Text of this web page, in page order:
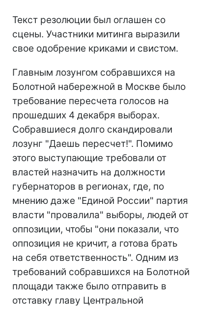
Текст резолюции был оглашен со
сцены. Участники митинга выразили
свое одобрение криками и свистом.
Главным лозунгом собравшихся на
Болотной набережной в Москве было
требование пересчета голосов на
прошедших 4 декабря выборах.
Собравшиеся долго скандировали
лозунг "Даешь пересчет!". Помимо
этого выступающие требовали от
властей назначить на должности
губернаторов в регионах, где, по
мнению даже "Единой России" партия
власти "провалила" выборы, людей от
оппозиции, чтобы "они показали, что
оппозиция не кричит, а готова брать
на себя ответственность". Одним из
требований собравшихся на Болотной
площади также было отправить в
отставку главу Центральной